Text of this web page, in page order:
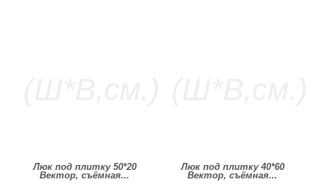
Люк под плитку 50*20
Вектор, съёмная...
Люк под плитку 40*60
Вектор, съёмная...